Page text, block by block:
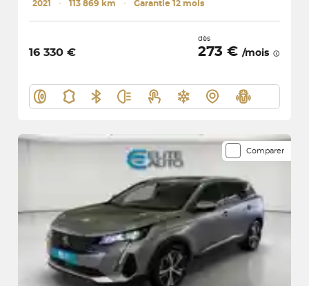
2021 ･ 113 869 km ･ Garantie 12 mois
16 330 €
dès
273 € /mois
Comparer